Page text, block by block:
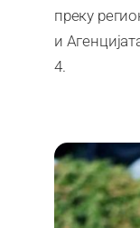
преку
и
4.